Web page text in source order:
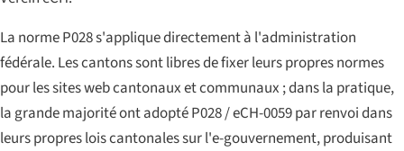
La norme P028 s'applique directement à l'administration
fédérale. Les cantons sont libres de fixer leurs propres normes
pour les sites web cantonaux et communaux ; dans la pratique,
la grande majorité ont adopté P028 / eCH-0059 par renvoi dans
leurs propres lois cantonales sur l'e-gouvernement, produisant